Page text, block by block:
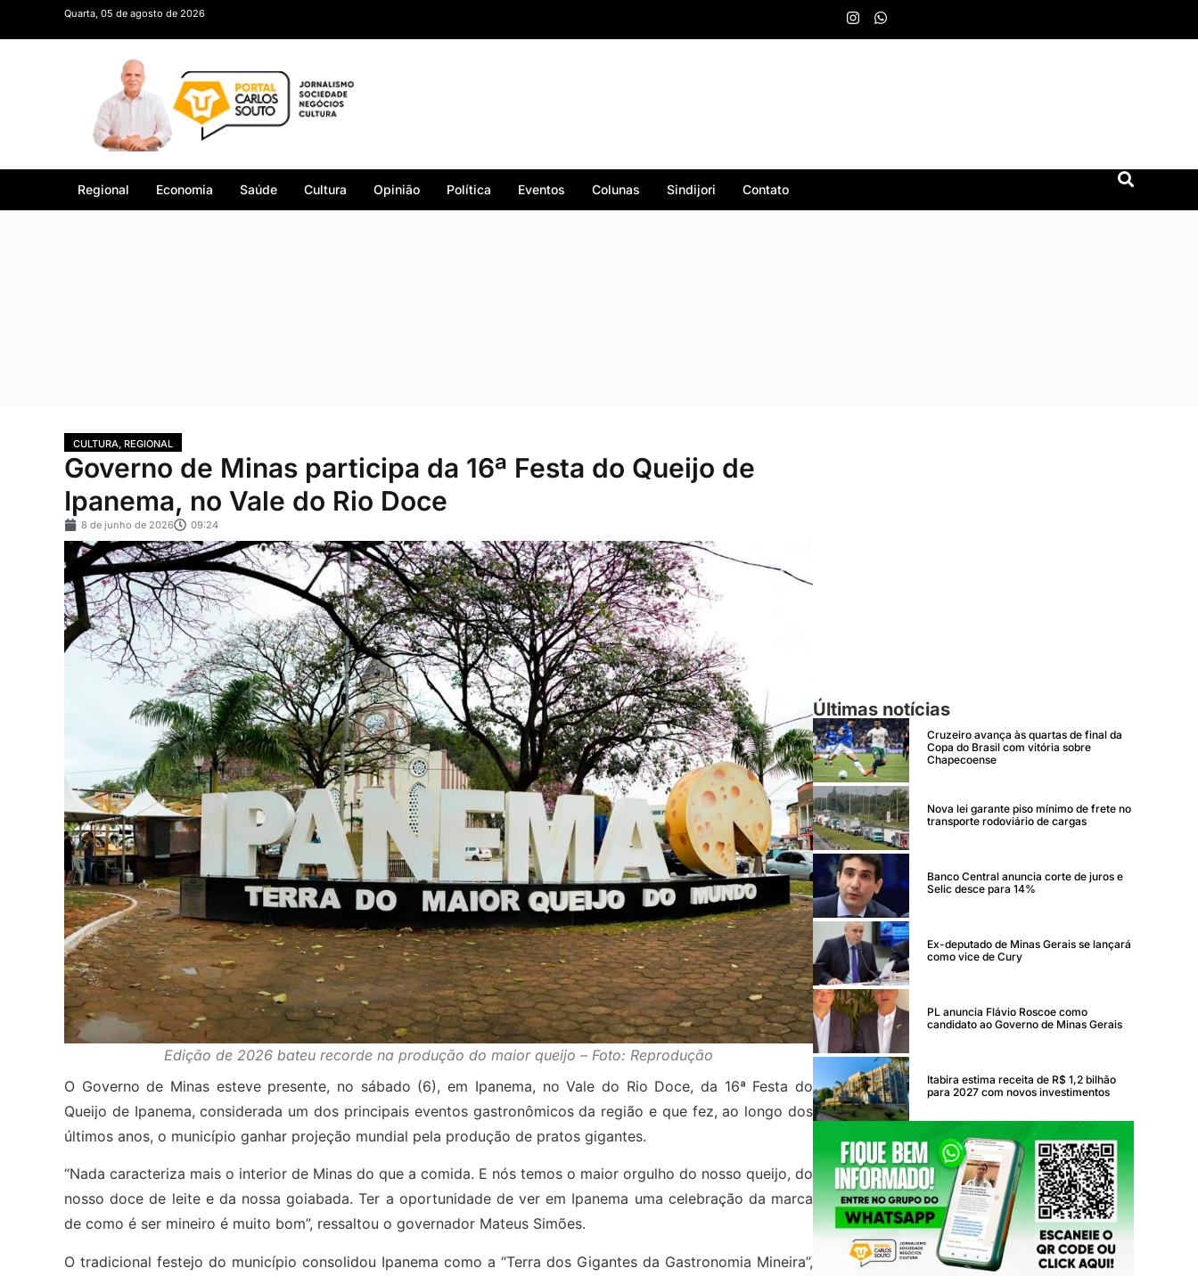
Quarta, 05 de agosto de 2026
Regional Economia Saúde Cultura Opinião Política Eventos Colunas Sindijori Contato
CULTURA, REGIONAL
Governo de Minas participa da 16ª Festa do Queijo de
Ipanema, no Vale do Rio Doce
8 de junho de 2026 09:24
Edição de 2026 bateu recorde na produção do maior queijo – Foto: Reprodução
O Governo de Minas esteve presente, no sábado (6), em Ipanema, no Vale do Rio Doce, da 16ª Festa do
Queijo de Ipanema, considerada um dos principais eventos gastronômicos da região e que fez, ao longo dos
últimos anos, o município ganhar projeção mundial pela produção de pratos gigantes.
“Nada caracteriza mais o interior de Minas do que a comida. E nós temos o maior orgulho do nosso queijo, do
nosso doce de leite e da nossa goiabada. Ter a oportunidade de ver em Ipanema uma celebração da marca
de como é ser mineiro é muito bom”, ressaltou o governador Mateus Simões.
O tradicional festejo do município consolidou Ipanema como a “Terra dos Gigantes da Gastronomia Mineira”,
Últimas notícias
Cruzeiro avança às quartas de final da
Copa do Brasil com vitória sobre
Chapecoense
Nova lei garante piso mínimo de frete no
transporte rodoviário de cargas
Banco Central anuncia corte de juros e
Selic desce para 14%
Ex-deputado de Minas Gerais se lançará
como vice de Cury
PL anuncia Flávio Roscoe como
candidato ao Governo de Minas Gerais
Itabira estima receita de R$ 1,2 bilhão
para 2027 com novos investimentos